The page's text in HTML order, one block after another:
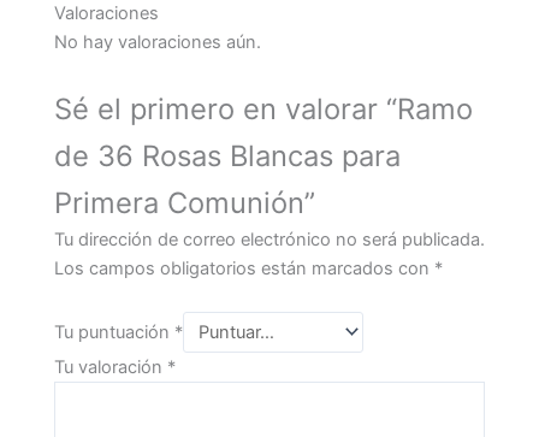
Valoraciones
No hay valoraciones aún.
Sé el primero en valorar “Ramo
de 36 Rosas Blancas para
Primera Comunión”
Tu dirección de correo electrónico no será publicada.
Los campos obligatorios están marcados con *
Tu puntuación *
Tu valoración *